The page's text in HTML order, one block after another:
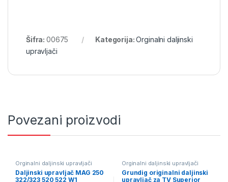
Šifra:00675 Kategorija:Orginalni daljinski
upravljači
Povezani proizvodi
Orginalni daljinski upravljači
Daljinski upravljač MAG 250
322/323 520 522 W1
Orginalni daljinski upravljači
Grundig originalni daljinski
upravljač za TV Superior